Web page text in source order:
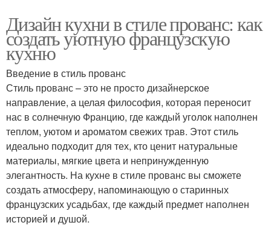
Дизайн кухни в стиле прованс: как
создать уютную французскую
кухню
Введение в стиль прованс
Стиль прованс – это не просто дизайнерское
направление, а целая философия, которая переносит
нас в солнечную Францию, где каждый уголок наполнен
теплом, уютом и ароматом свежих трав. Этот стиль
идеально подходит для тех, кто ценит натуральные
материалы, мягкие цвета и непринужденную
элегантность. На кухне в стиле прованс вы сможете
создать атмосферу, напоминающую о старинных
французских усадьбах, где каждый предмет наполнен
историей и душой.